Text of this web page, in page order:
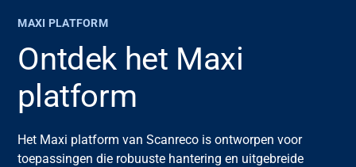
Productiviteit en veiligheid van de operator
Industrieën
MAXI PLATFORM
Ontdek het Maxi
platform
Het Maxi platform vanScanreco is ontworpen voor
toepassingen die robuuste hantering en uitgebreide